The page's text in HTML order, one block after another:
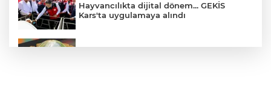
Hayvancılıkta dijital dönem... GEKİS
Kars'ta uygulamaya alındı